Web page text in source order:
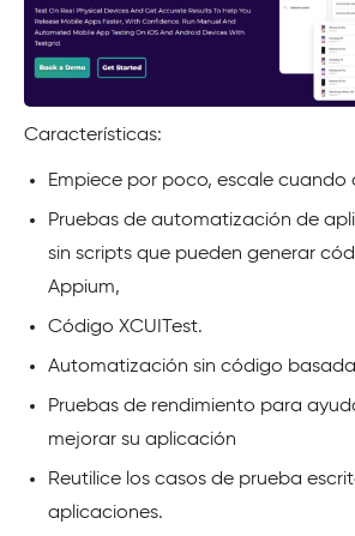
Características:
Empiece por poco, escale cuando
Pruebas de automatización de
sin scripts que pueden generar
Appium,
Código XCUITest.
Automatización sin código
Pruebas de rendimiento para
mejorar su aplicación
Reutilice los casos de prueba
aplicaciones.